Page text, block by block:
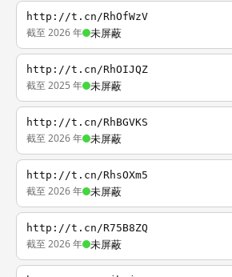
http://t.cn/RhOfWzV
截至 2026 年 未屏蔽
http://t.cn/RhOIJQZ
截至 2025 年 未屏蔽
http://t.cn/RhBGVKS
截至 2026 年 未屏蔽
http://t.cn/RhsOXm5
截至 2026 年 未屏蔽
http://t.cn/R75B8ZQ
截至 2026 年 未屏蔽